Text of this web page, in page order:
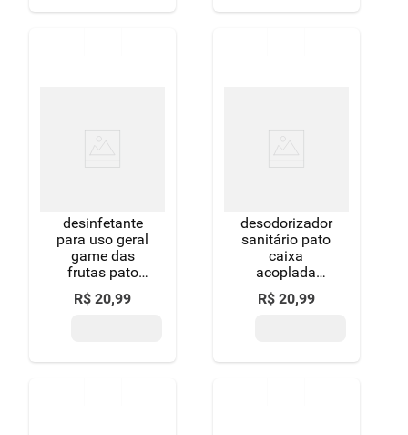
desinfetante
para uso geral
game das
frutas pato
limpeza
profunda
R$ 20,99
desodorizador
sanitário pato
caixa
acoplada
marine 40g
R$ 20,99